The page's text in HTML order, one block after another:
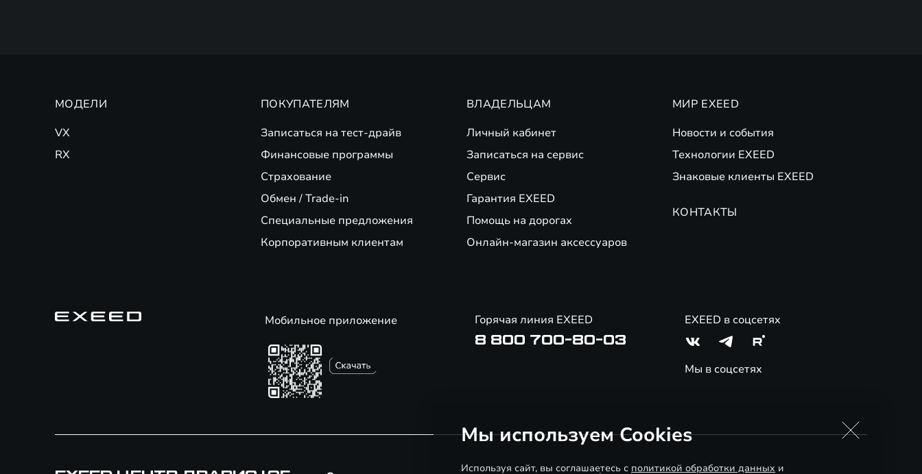
МОДЕЛИ
VX
RX
ПОКУПАТЕЛЯМ
Записаться на тест-драйв
Финансовые программы
Страхование
Обмен / Trade-in
Специальные предложения
Корпоративным клиентам
ВЛАДЕЛЬЦАМ
Личный кабинет
Записаться на сервис
Сервис
Гарантия EXEED
Помощь на дорогах
Онлайн-магазин аксессуаров
МИР EXEED
Новости и события
Технологии EXEED
Знаковые клиенты EXEED
КОНТАКТЫ
Мобильное приложение Горячая линия EXEED
8 800 700-80-03
EXEED в соцсетях
Мы в соцсетях
Мы используем Cookies
Используя сайт, вы соглашаетесь с политикой обработки данных и